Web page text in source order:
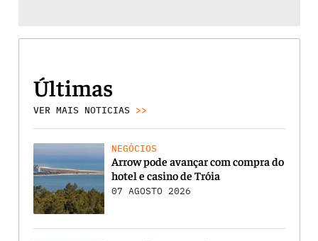
Últimas
VER MAIS NOTICIAS >>
NEGÓCIOS
Arrow pode avançar com compra do
hotel e casino de Tróia
07 AGOSTO 2026